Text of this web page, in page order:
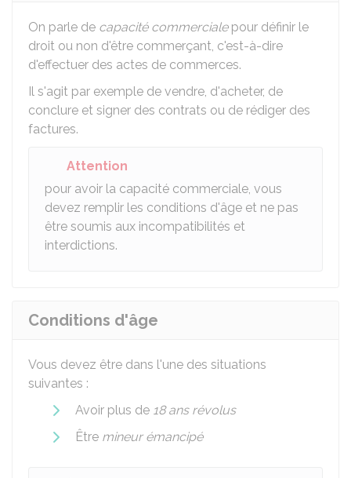
On parle de capacité commercialepour définir le
droit ou non d'être commerçant, c'est-à-dire
d'effectuer des actes de commerces.
Il s'agit par exemple de vendre, d'acheter, de
conclure et signer des contrats ou de rédiger des
factures.
Attention
pour avoir la capacité commerciale, vous
devez remplir les conditions d'âge et ne pas
être soumis aux incompatibilités et
interdictions.
Conditions d'âge
Vous devez être dans l'une des situations
suivantes :
Avoir plus de 18 ans révolus
Être mineur émancipé